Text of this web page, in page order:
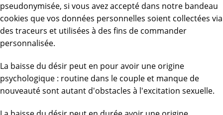
pseudonymisée, si vous avez accepté dans notre bandeau
cookies que vos données personnelles soient collectées via
des traceurs et utilisées à des fins de commander
personnalisée.
La baisse du désir peut en pour avoir une origine
psychologique : routine dans le couple et manque de
nouveauté sont autant d'obstacles à l'excitation sexuelle.